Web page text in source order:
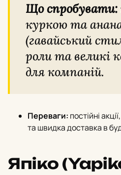
Що спробувати:
куркою та
(гавайський
роли та великі
для компаній.
Переваги: постійні
та швидка доставка в
Япіко